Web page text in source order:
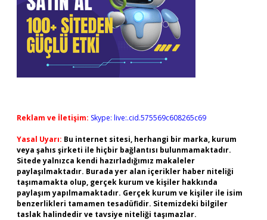
Reklam ve İletişim: Skype: live:.cid.575569c608265c69
Yasal Uyarı: Bu internet sitesi, herhangi bir marka, kurum
veya şahıs şirketi ile hiçbir bağlantısı bulunmamaktadır.
Sitede yalnızca kendi hazırladığımız makaleler
paylaşılmaktadır. Burada yer alan içerikler haber niteliği
taşımamakta olup, gerçek kurum ve kişiler hakkında
paylaşım yapılmamaktadır. Gerçek kurum ve kişiler ile isim
benzerlikleri tamamen tesadüfidir. Sitemizdeki bilgiler
taslak halindedir ve tavsiye niteliği taşımazlar.